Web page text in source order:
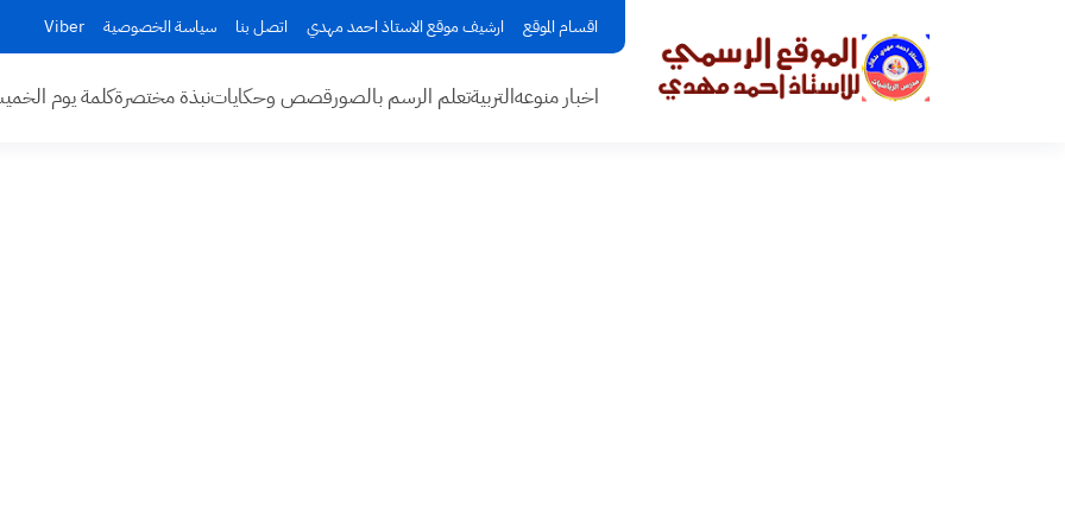
اقسام الموقع ارشيف موقع الاستاذ احمد مهدي اتصل بنا سياسة الخصوصية Viber
اخبار منوعهالتربيةتعلم الرسم بالصورقصص وحكاياتنبذة مختصرةكلمة يوم